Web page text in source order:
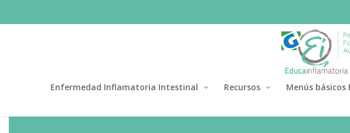
Enfermedad Inflamatoria Intestinal Recursos Menús básicos